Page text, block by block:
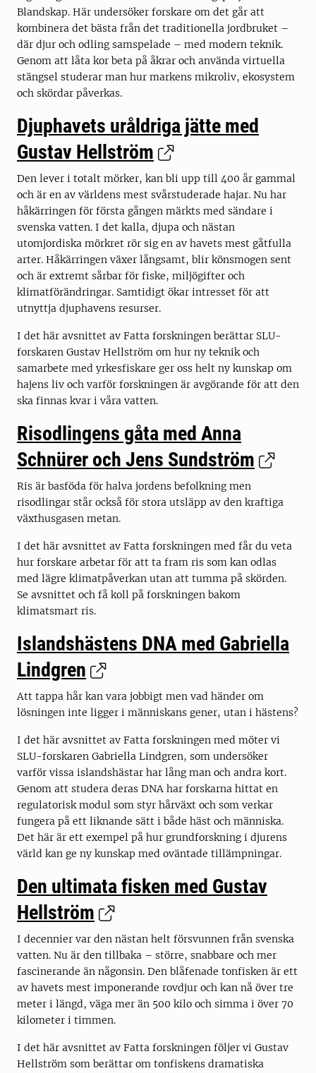
Blandskap. Här undersöker forskare om det går att
kombinera det bästa från det traditionella jordbruket –
där djur och odling samspelade – med modern teknik.
Genom att låta kor beta på åkrar och använda virtuella
stängsel studerar man hur markens mikroliv, ekosystem
och skördar påverkas.
Djuphavets uråldriga jätte med
Gustav Hellström
Den lever i totalt mörker, kan bli upp till 400 år gammal
och är en av världens mest svårstuderade hajar. Nu har
håkärringen för första gången märkts med sändare i
svenska vatten. I det kalla, djupa och nästan
utomjordiska mörkret rör sig en av havets mest gåtfulla
arter. Håkärringen växer långsamt, blir könsmogen sent
och är extremt sårbar för fiske, miljögifter och
klimatförändringar. Samtidigt ökar intresset för att
utnyttja djuphavens resurser.
I det här avsnittet av Fatta forskningen berättar SLU-
forskaren Gustav Hellström om hur ny teknik och
samarbete med yrkesfiskare ger oss helt ny kunskap om
hajens liv och varför forskningen är avgörande för att den
ska finnas kvar i våra vatten.
Risodlingens gåta med Anna
Schnürer och Jens Sundström
Ris är basföda för halva jordens befolkning men
risodlingar står också för stora utsläpp av den kraftiga
växthusgasen metan.
I det här avsnittet av Fatta forskningen med får du veta
hur forskare arbetar för att ta fram ris som kan odlas
med lägre klimatpåverkan utan att tumma på skörden.
Se avsnittet och få koll på forskningen bakom
klimatsmart ris.
Islandshästens DNA med Gabriella
Lindgren
Att tappa hår kan vara jobbigt men vad händer om
lösningen inte ligger i människans gener, utan i hästens?
I det här avsnittet av Fatta forskningen med möter vi
SLU-forskaren Gabriella Lindgren, som undersöker
varför vissa islandshästar har lång man och andra kort.
Genom att studera deras DNA har forskarna hittat en
regulatorisk modul som styr hårväxt och som verkar
fungera på ett liknande sätt i både häst och människa.
Det här är ett exempel på hur grundforskning i djurens
värld kan ge ny kunskap med oväntade tillämpningar.
Den ultimata fisken med Gustav
Hellström
I decennier var den nästan helt försvunnen från svenska
vatten. Nu är den tillbaka – större, snabbare och mer
fascinerande än någonsin. Den blåfenade tonfisken är ett
av havets mest imponerande rovdjur och kan nå över tre
meter i längd, väga mer än 500 kilo och simma i över 70
kilometer i timmen.
I det här avsnittet av Fatta forskningen följer vi Gustav
Hellström som berättar om tonfiskens dramatiska